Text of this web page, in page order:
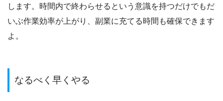
します。時間内で終わらせるという意識を持つだけでもだ
いぶ作業効率が上がり、副業に充てる時間も確保できます
よ。
なるべく早くやる